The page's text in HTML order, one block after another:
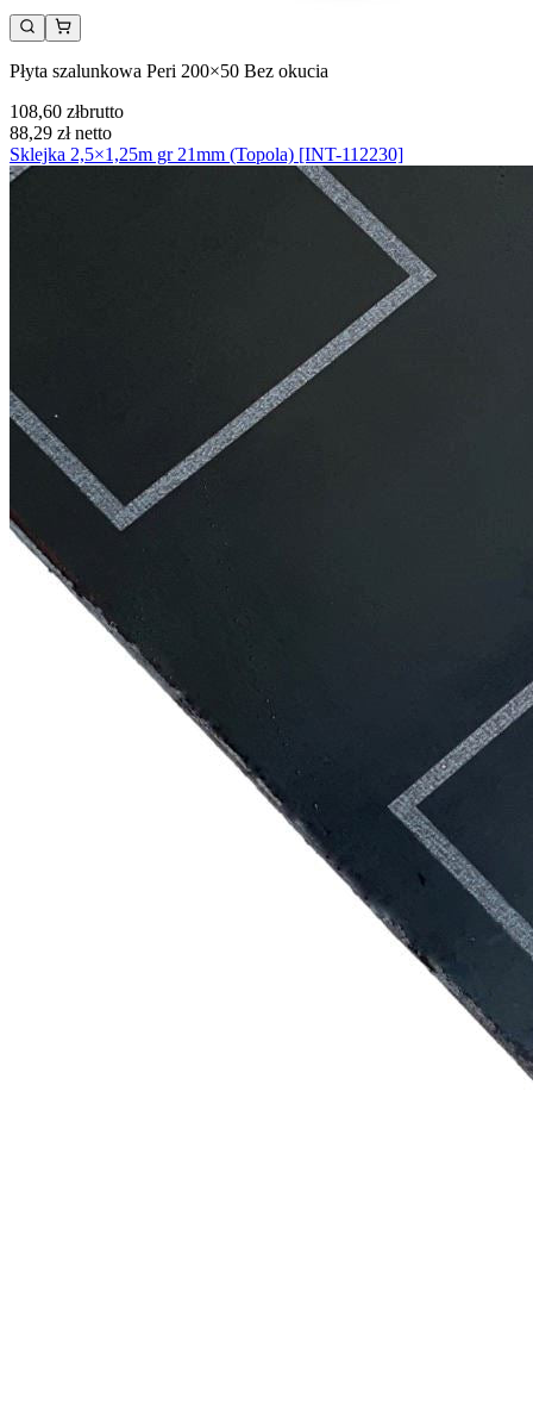
Płyta szalunkowa Peri 200×50 Bez okucia
108,60 złbrutto
88,29 zł netto
Sklejka 2,5×1,25m gr 21mm (Topola) [INT-112230]